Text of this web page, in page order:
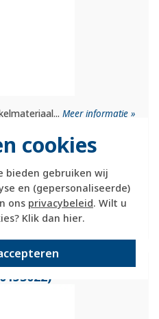
cookies
bieden gebruiken wij
en (gepersonaliseerde)
ons privacybeleid. Wilt u
Klik dan hier.
Meer informatie »
+
B3 rood